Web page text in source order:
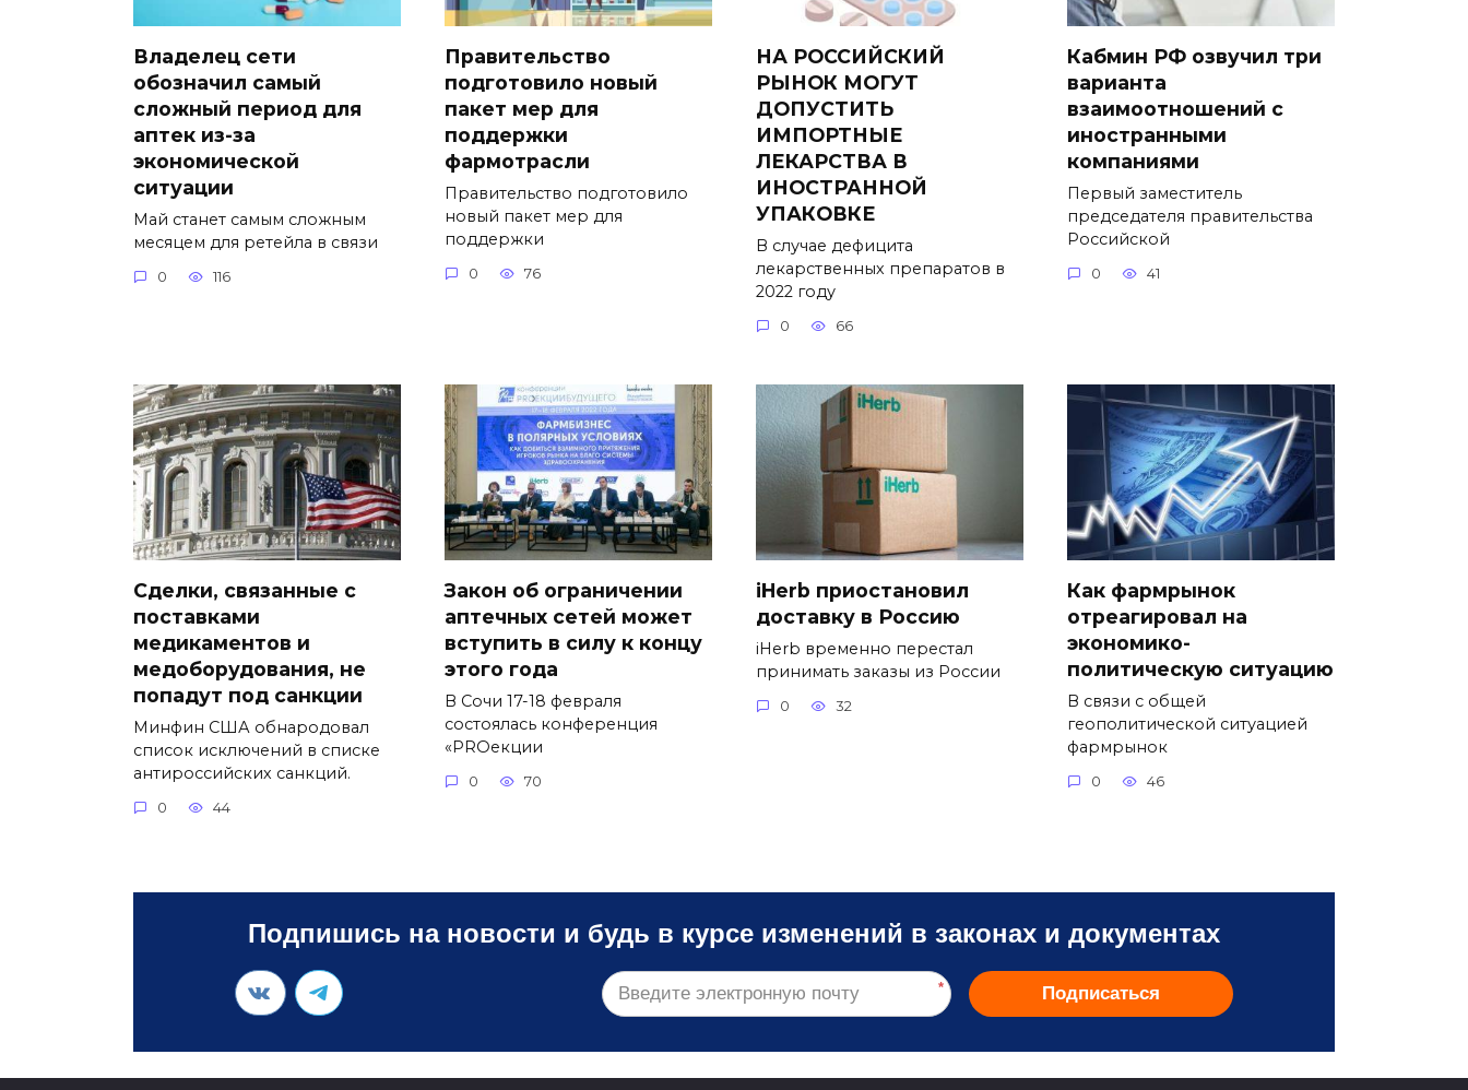
Владелец сети
обозначил самый
сложный период для
аптек из-за
экономической
ситуации
Май станет самым сложным
месяцем для ретейла в связи
0 116
Правительство
подготовило новый
пакет мер для
поддержки
фармотрасли
Правительство подготовило
новый пакет мер для
поддержки
0 76
НА РОССИЙСКИЙ
РЫНОК МОГУТ
ДОПУСТИТЬ
ИМПОРТНЫЕ
ЛЕКАРСТВА В
ИНОСТРАННОЙ
УПАКОВКЕ
В случае дефицита
лекарственных препаратов в
2022 году
0 66
Кабмин РФ озвучил три
варианта
взаимоотношений с
иностранными
компаниями
Первый заместитель
председателя правительства
Российской
0 41
Сделки, связанные с
поставками
медикаментов и
медоборудования, не
попадут под санкции
Минфин США обнародовал
список исключений в списке
антироссийских санкций.
0 44
Закон об ограничении
аптечных сетей может
вступить в силу к концу
этого года
В Сочи 17-18 февраля
состоялась конференция
«PROекции
0 70
iHerb приостановил
доставку в Россию
iHerb временно перестал
принимать заказы из России
0 32
Как фармрынок
отреагировал на
экономико-
политическую ситуацию
В связи с общей
геополитической ситуацией
фармрынок
0 46
Подпишись на новости и будь в курсе изменений в законах и документах
* Подписаться